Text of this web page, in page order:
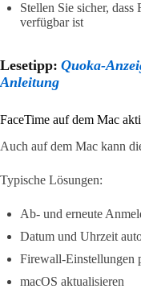
Stellen Sie sicher,
verfügbar ist
Lesetipp: Quoka-
Anleitung
FaceTime auf dem Mac
Auch auf dem Mac kann
Typische Lösungen:
Ab- und erneute
Datum und Uhrzeit
Firewall-Einstellungen
macOS aktualisieren